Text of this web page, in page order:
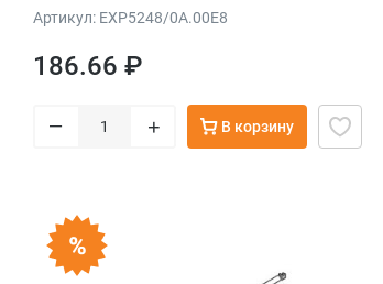
Артикул: EXP5248/0A.00E8
186.66 ₽
– + В корзину